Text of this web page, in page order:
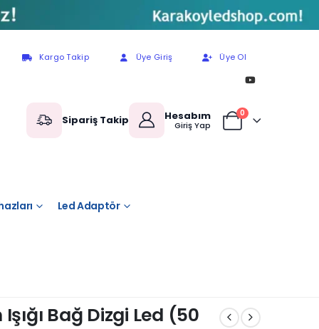
Kargo Takip Üye Giriş Üye Ol
Sipariş Takip Hesabım
Giriş Yap
0
Led Adaptör
Bağ Dizgi Led (50